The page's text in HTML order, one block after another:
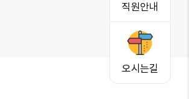
직원안내
오시는길